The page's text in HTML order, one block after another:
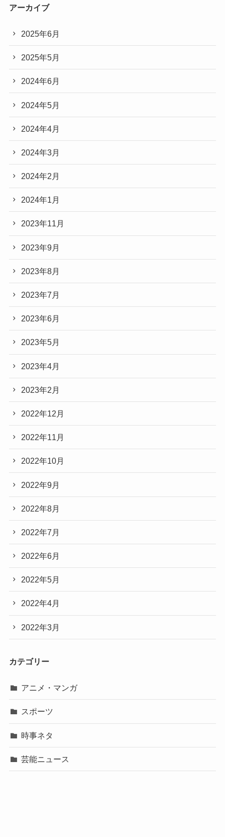
アーカイブ
2025年6月
2025年5月
2024年6月
2024年5月
2024年4月
2024年3月
2024年2月
2024年1月
2023年11月
2023年9月
2023年8月
2023年7月
2023年6月
2023年5月
2023年4月
2023年2月
2022年12月
2022年11月
2022年10月
2022年9月
2022年8月
2022年7月
2022年6月
2022年5月
2022年4月
2022年3月
カテゴリー
アニメ・マンガ
スポーツ
時事ネタ
芸能ニュース